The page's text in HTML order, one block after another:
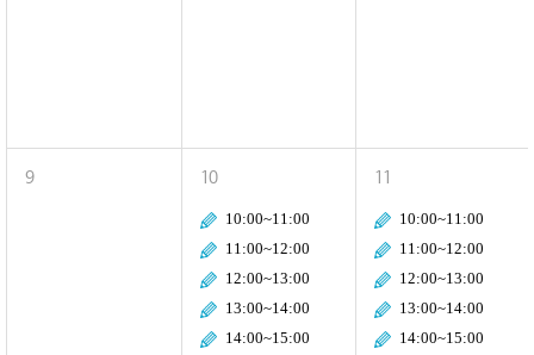
9 10
10:00~11:00
11:00~12:00
12:00~13:00
13:00~14:00
14:00~15:00
11
10:00~11:00
11:00~12:00
12:00~13:00
13:00~14:00
14:00~15:00